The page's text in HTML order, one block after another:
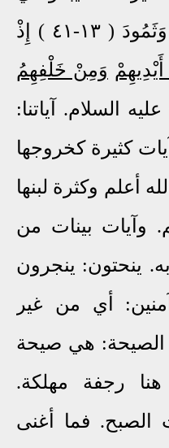
قوله تعالى: ( ... ) عَادٍ وَثَمُودَ ( ١٣-٤١ ) إِذْ
وَمِنْ خَلْفِهِمُ
عليه السلام. آياتنا:
كثيرة كخروجها
أعلم وكثرة لبنها
وآيات بينات من
ينحتون: ينجرون
أي من غير
الصيحة: هي صيحة
رجفة مهلكة.
فما أغنى